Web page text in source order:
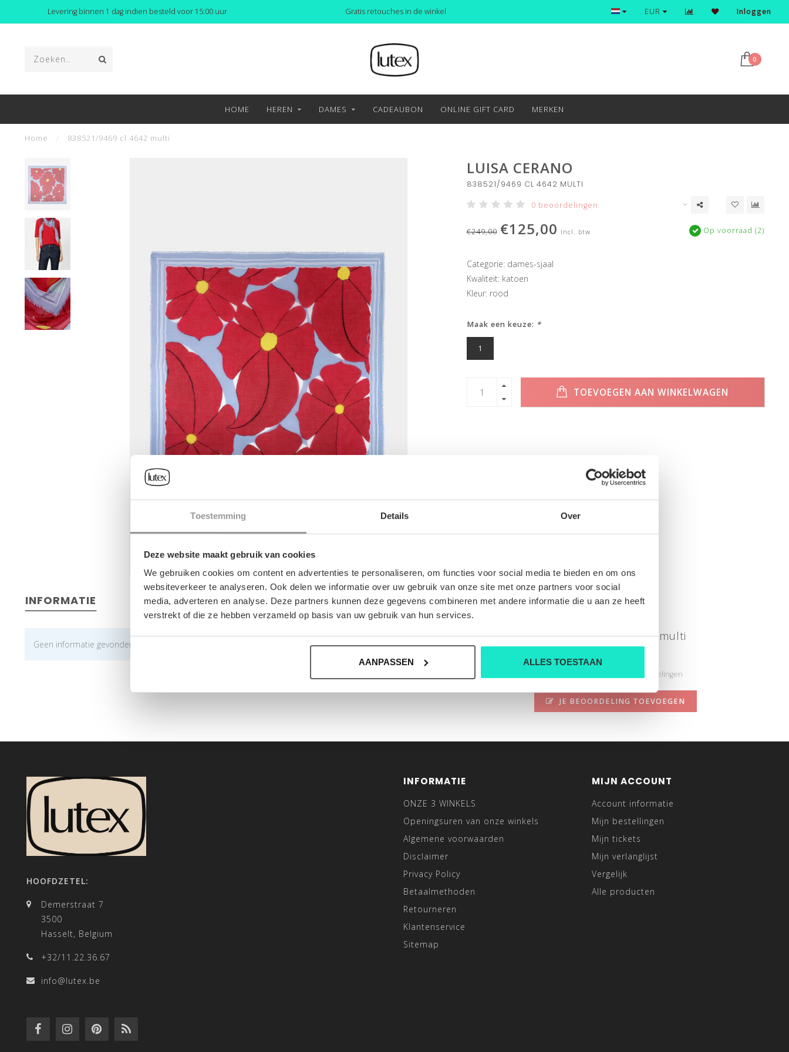
Toestemming Details Over
Deze website maakt gebruik van cookies
We gebruiken cookies om content en advertenties te personaliseren, om functies voor social media te bieden en om ons
websiteverkeer te analyseren. Ook delen we informatie over uw gebruik van onze site met onze partners voor social
media, adverteren en analyse. Deze partners kunnen deze gegevens combineren met andere informatie die u aan ze heeft
verstrekt of die ze hebben verzameld op basis van uw gebruik van hun services.
AANPASSEN ALLES TOESTAAN
Levering binnen 1 dag indien besteld voor 15:00 uur Gratis retouches in de winkel Ontdek en shop de nieuwste trends
EUR Inloggen
0
HOME HEREN DAMES CADEAUBON ONLINE GIFT CARD MERKEN
Home 838521/9469 cl 4642 multi
LUISA CERANO
838521/9469 CL 4642 MULTI
0 beoordelingen
€249,00 €125,00 Incl. btw Op voorraad (2)
Categorie: dames-sjaal
Kwaliteit: katoen
Kleur: rood
Maak een keuze: *
1
TOEVOEGEN AAN WINKELWAGEN
INFORMATIE
Geen informatie gevonden
838521/9469 cl 4642 multi
Nog niet gewaardeerd
0 sterren op basis van 0 beoordelingen
JE BEOORDELING TOEVOEGEN
HOOFDZETEL:
Demerstraat 7
3500
Hasselt, Belgium
+32/11.22.36.67
info@lutex.be
INFORMATIE
ONZE 3 WINKELS
Openingsuren van onze winkels
Algemene voorwaarden
Disclaimer
Privacy Policy
Betaalmethoden
Retourneren
Klantenservice
Sitemap
MIJN ACCOUNT
Account informatie
Mijn bestellingen
Mijn tickets
Mijn verlanglijst
Vergelijk
Alle producten